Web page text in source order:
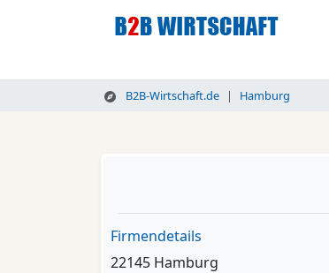
B2B-Wirtschaft.de Hamburg
Firmendetails
22145 Hamburg